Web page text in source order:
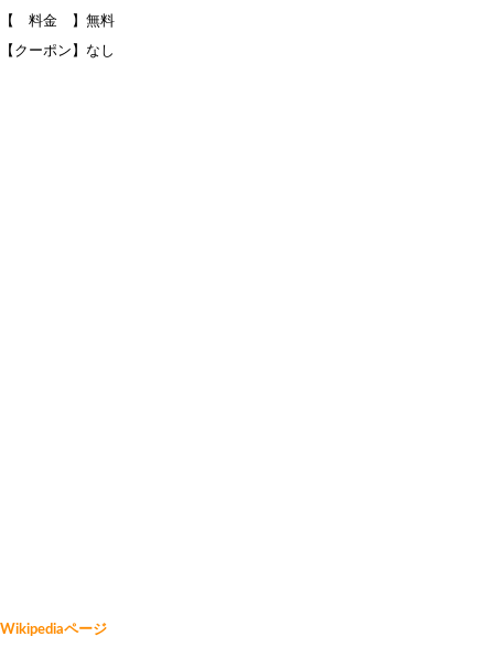
【 料金 】無料
【クーポン】なし
Wikipediaページ